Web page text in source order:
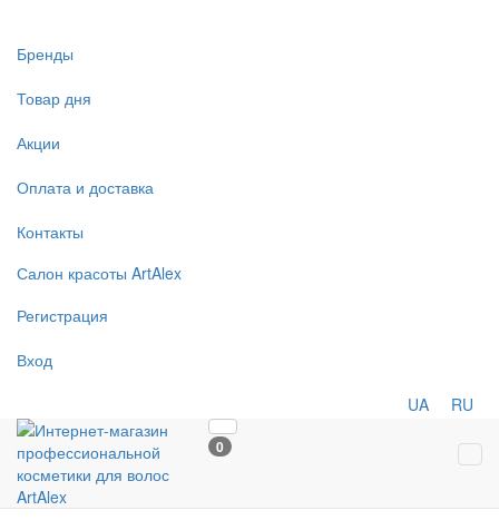
Бренды
Товар дня
Акции
Оплата и доставка
Контакты
Салон красоты ArtAlex
Регистрация
Вход
UA RU
0